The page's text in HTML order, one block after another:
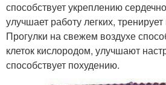
способствует укреплению
улучшает работу легких,
Прогулки на свежем воздухе
клеток кислородом, улучшают
способствует похудению.